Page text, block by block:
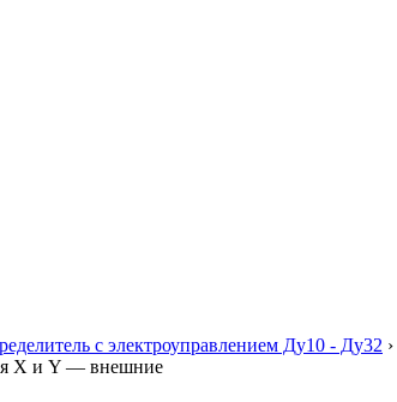
с электроуправлением Ду10 - Ду32 ›
X и Y — внешние